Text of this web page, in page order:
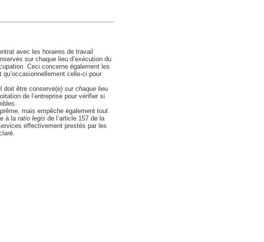
avec les horaires de travail
sur chaque lieu d’exécution du
Ceci concerne également les
celle-ci pour
doit être conservé(e) sur chaque lieu
de l’entreprise pour vérifier si
mais empêche également tout
à la ratio legis de l’article 157 de la
effectivement prestés par les